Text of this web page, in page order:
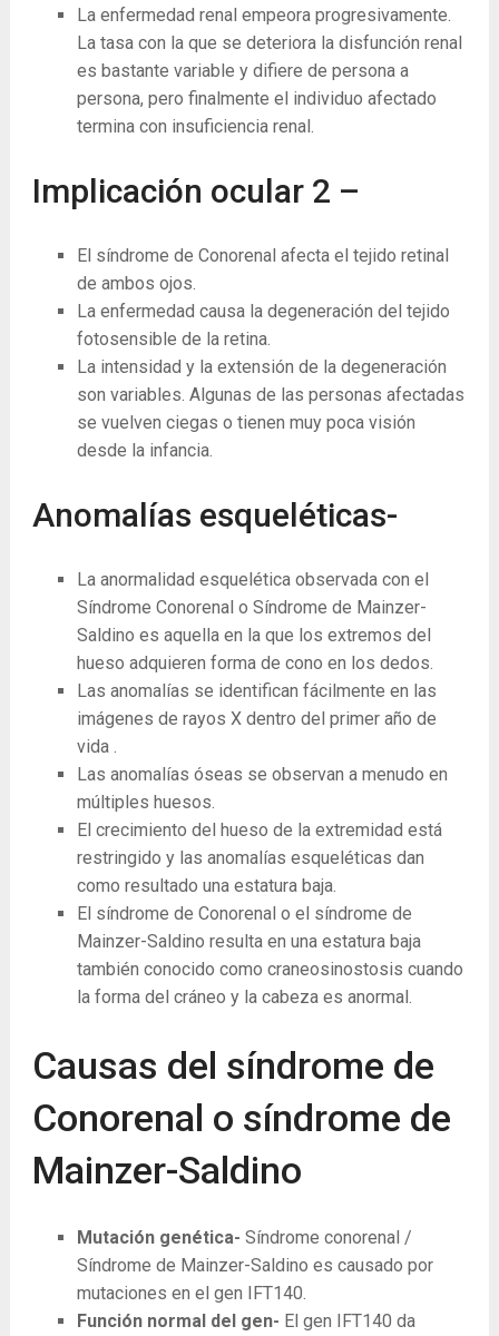
La enfermedad renal empeora progresivamente.
La tasa con la que se deteriora la disfunción renal
es bastante variable y difiere de persona a
persona, pero finalmente el individuo afectado
termina con insuficiencia renal.
Implicación ocular 2 –
El síndrome de Conorenal afecta el tejido retinal
de ambos ojos.
La enfermedad causa la degeneración del tejido
fotosensible de la retina.
La intensidad y la extensión de la degeneración
son variables. Algunas de las personas afectadas
se vuelven ciegas o tienen muy poca visión
desde la infancia.
Anomalías esqueléticas-
La anormalidad esquelética observada con el
Síndrome Conorenal o Síndrome de Mainzer-
Saldino es aquella en la que los extremos del
hueso adquieren forma de cono en los dedos.
Las anomalías se identifican fácilmente en las
imágenes de rayos X dentro del primer año de
vida .
Las anomalías óseas se observan a menudo en
múltiples huesos.
El crecimiento del hueso de la extremidad está
restringido y las anomalías esqueléticas dan
como resultado una estatura baja.
El síndrome de Conorenal o el síndrome de
Mainzer-Saldino resulta en una estatura baja
también conocido como craneosinostosis cuando
la forma del cráneo y la cabeza es anormal.
Causas del síndrome de
Conorenal o síndrome de
Mainzer-Saldino
Mutación genética- Síndrome conorenal /
Síndrome de Mainzer-Saldino es causado por
mutaciones en el gen IFT140.
Función normal del gen- El gen IFT140 da